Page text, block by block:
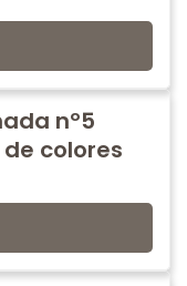
nº5
colores